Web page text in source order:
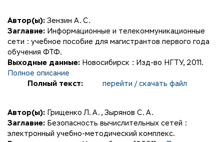
Автор(ы): Зензин А. С.
Заглавие: Информационные и телекоммуникационные
сети : учебное пособие для магистрантов первого года
обучения ФТФ.
Выходные данные: Новосибирск : Изд-во НГТУ, 2011.
Полное описание
Полный текст:
перейти / скачать файл
Автор(ы): Грищенко Л. А. , Зырянов С. А.
Заглавие: Безопасность вычислительных сетей :
электронный учебно-методический комплекс.